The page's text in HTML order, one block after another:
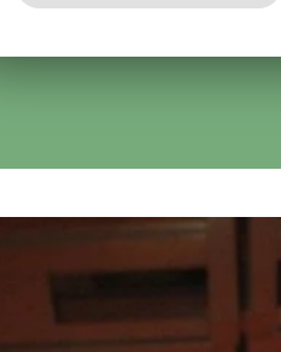
5.08 Al 31.08 Qualsiasi Ordine